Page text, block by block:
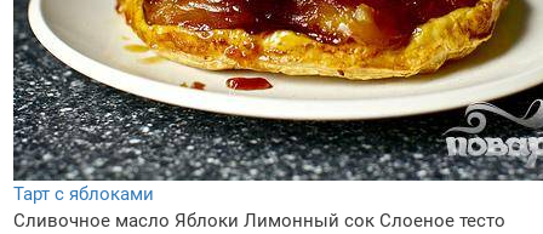
Тарт с яблоками
Сливочное масло Яблоки Лимонный сок Слоеное тесто